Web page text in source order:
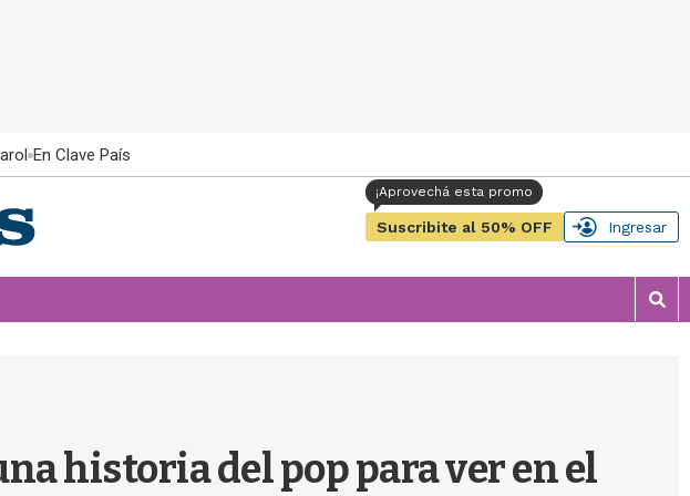
En Clave País
Suscribite al 50% OFF Ingresar
M
o
historia del pop para ver en el